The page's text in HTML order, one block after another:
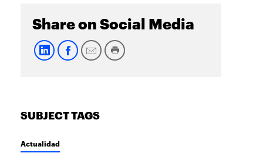
Share on Social Media
SUBJECT TAGS
Actualidad